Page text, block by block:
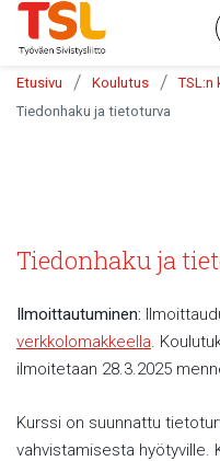
Etusivu / Koulutus / TSL:n
Tiedonhaku ja tietoturva
Tiedonhaku ja
Ilmoittautuminen:
verkkolomakkeella.
ilmoitetaan 28.3.2025
Kurssi on suunnattu
vahvistamisesta hyötyville.